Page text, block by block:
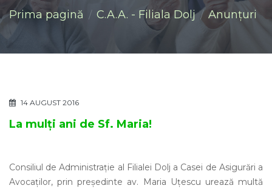
Prima pagină C.A.A. - Filiala Dolj Anunţuri
14 AUGUST 2016
La mulți ani de Sf. Maria!
Consiliul de Administrație al Filialei Dolj a Casei de Asigurări a
Avocaților, prin președinte av. Maria Uțescu urează multă